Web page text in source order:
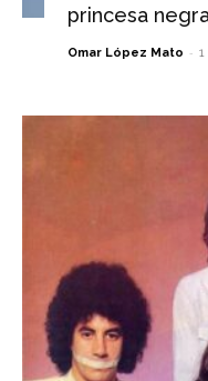
princesa
Omar López Mato - 1